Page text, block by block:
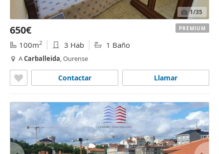
1/35
650€
100m2 3 Hab 1 Baño
ACarballeida, Ourense
Llamar
Contactar
PREMIUM